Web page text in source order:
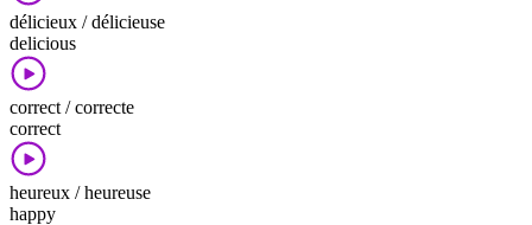
délicieux / délicieuse
delicious
correct / correcte
correct
heureux / heureuse
happy